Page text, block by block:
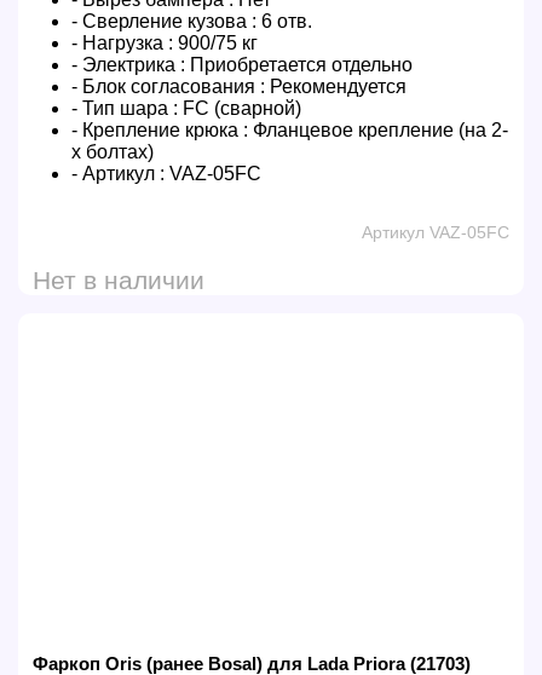
- Сверление кузова : 6 отв.
- Нагрузка : 900/75 кг
- Электрика : Приобретается отдельно
- Блок согласования : Рекомендуется
- Тип шара : FC (сварной)
- Крепление крюка : Фланцевое крепление (на 2-
х болтах)
- Артикул : VAZ-05FC
Артикул VAZ-05FC
Нет в наличии
Фаркоп Oris (ранее Bosal) для Lada Priora (21703)